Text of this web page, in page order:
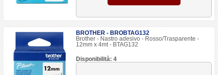
BROTHER - BROBTAG132
Brother - Nastro adesivo - Rosso/Trasparente -
12mm x 4mt - BTAG132
Disponibilità: 4